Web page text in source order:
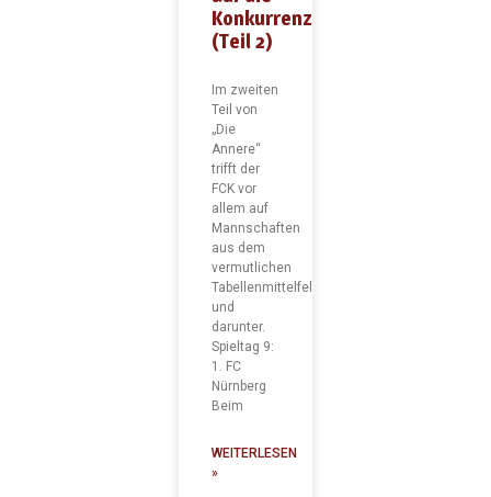
Konkurrenz
(Teil 2)
Im zweiten
Teil von
„Die
Annere“
trifft der
FCK vor
allem auf
Mannschaften
aus dem
vermutlichen
Tabellenmittelfeld
und
darunter.
Spieltag 9:
1. FC
Nürnberg
Beim
WEITERLESEN
»